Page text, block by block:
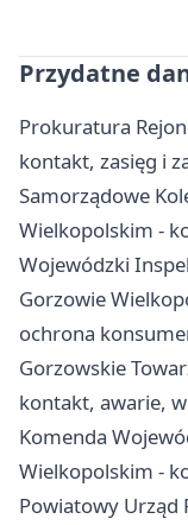
Przydatne
Prokuratura
kontakt, zasięg i
Samorządowe
Wielkopolskim -
Wojewódzki
Gorzowie
ochrona
Gorzowskie
kontakt, awarie,
Komenda
Wielkopolskim -
Powiatowy Urząd